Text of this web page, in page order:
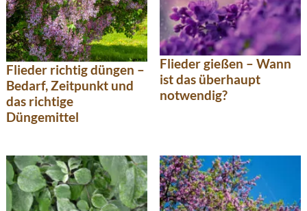
Flieder richtig düngen –
Bedarf, Zeitpunkt und
das richtige
Düngemittel
Flieder gießen – Wann
ist das überhaupt
notwendig?